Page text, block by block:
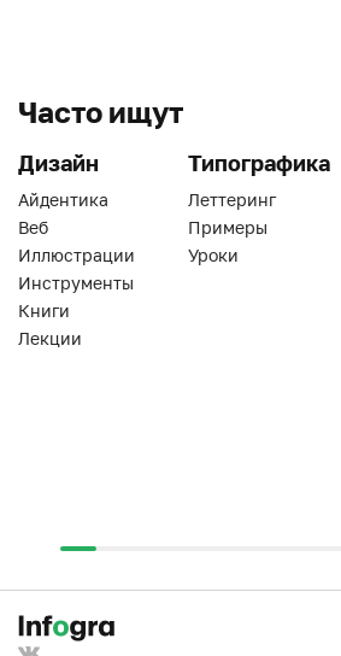
Часто ищут
Дизайн
Айдентика
Веб
Иллюстрации
Инструменты
Книги
Лекции
Типографика
Леттеринг
Примеры
Уроки